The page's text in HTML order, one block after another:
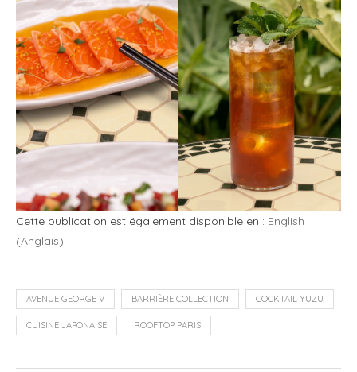
Cette publication est également disponible en : English
(Anglais)
AVENUE GEORGE V BARRIÈRE COLLECTION COCKTAIL YUZU
CUISINE JAPONAISE ROOFTOP PARIS